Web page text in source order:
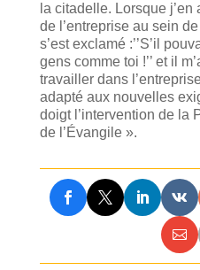
la citadelle. Lorsque
de l’entreprise au sein
s’est exclamé :’’S’il
gens comme toi !’’ et il
travailler dans
adapté aux nouvelles
doigt l’intervention de la
de l’Évangile ».